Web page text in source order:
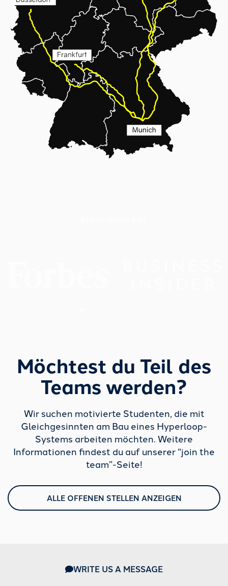
Möchtest du Teil des
Teams werden?
Wir suchen motivierte Studenten, die mit
Gleichgesinnten am Bau eines Hyperloop-
Systems arbeiten möchten. Weitere
Informationen findest du auf unserer “join the
team”-Seite!
ALLE OFFENEN STELLEN ANZEIGEN
WRITE US A MESSAGE